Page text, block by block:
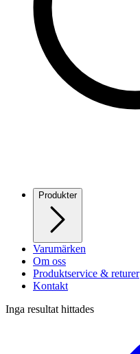
Produkter
Varumärken
Om oss
Produktservice & returer
Kontakt
Inga resultat hittades